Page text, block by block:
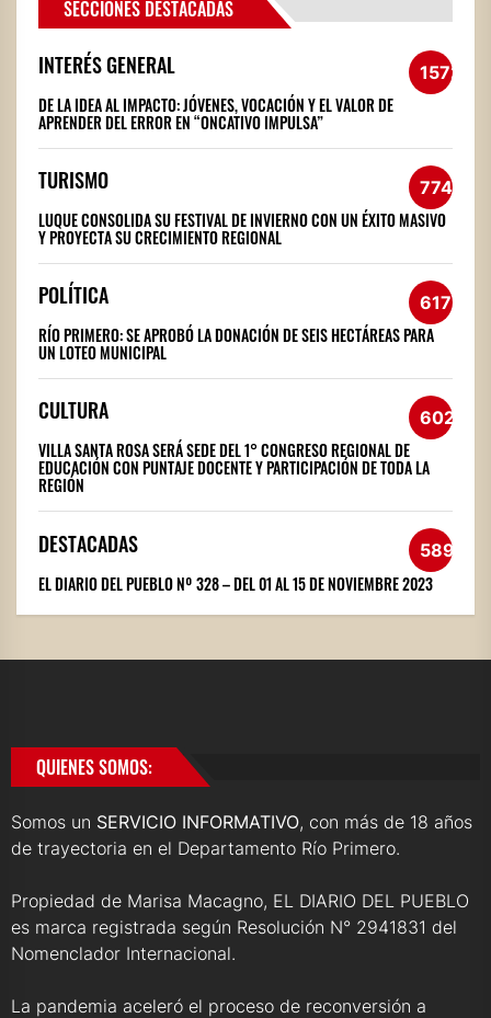
SECCIONES DESTACADAS
INTERÉS GENERAL 1572
DE LA IDEA AL IMPACTO: JÓVENES, VOCACIÓN Y EL VALOR DE
APRENDER DEL ERROR EN “ONCATIVO IMPULSA”
TURISMO 774
LUQUE CONSOLIDA SU FESTIVAL DE INVIERNO CON UN ÉXITO MASIVO
Y PROYECTA SU CRECIMIENTO REGIONAL
POLÍTICA 617
RÍO PRIMERO: SE APROBÓ LA DONACIÓN DE SEIS HECTÁREAS PARA
UN LOTEO MUNICIPAL
CULTURA 602
VILLA SANTA ROSA SERÁ SEDE DEL 1° CONGRESO REGIONAL DE
EDUCACIÓN CON PUNTAJE DOCENTE Y PARTICIPACIÓN DE TODA LA
REGIÓN
DESTACADAS 589
EL DIARIO DEL PUEBLO Nº 328 – DEL 01 AL 15 DE NOVIEMBRE 2023
QUIENES SOMOS:
Somos un SERVICIO INFORMATIVO, con más de 18 años
de trayectoria en el Departamento Río Primero.
Propiedad de Marisa Macagno, EL DIARIO DEL PUEBLO
es marca registrada según Resolución N° 2941831 del
Nomenclador Internacional.
La pandemia aceleró el proceso de reconversión a